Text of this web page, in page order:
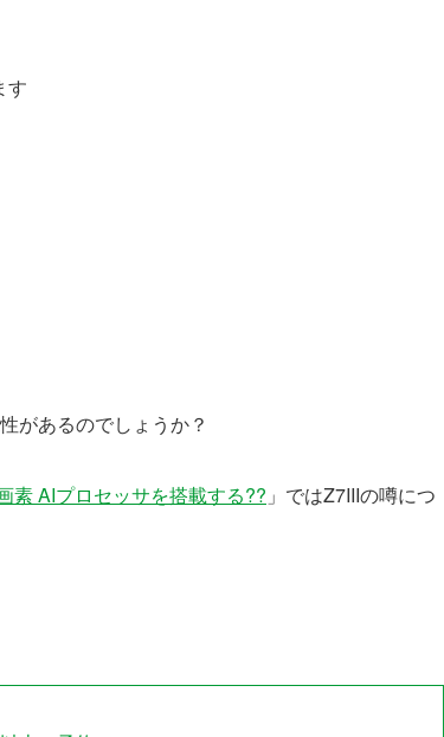
す
があるのでしょうか？
素 AIプロセッサを搭載する?? 」ではZ7IIIの噂につ